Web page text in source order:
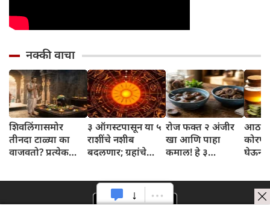
नक्की वाचा
शिवलिंगासमोर
तीनदा टाळ्या का
वाजवतो? प्रत्येक
३ ऑगस्टपासून या ५
राशींचे नशीब
बदलणार; ग्रहांचे
दिवसांची सुरुवात
होईल
रोज फक्त २ अंजीर
खा आणि पाहा
कमाल! हे ३
आहेत का?
घेऊन
घ्या